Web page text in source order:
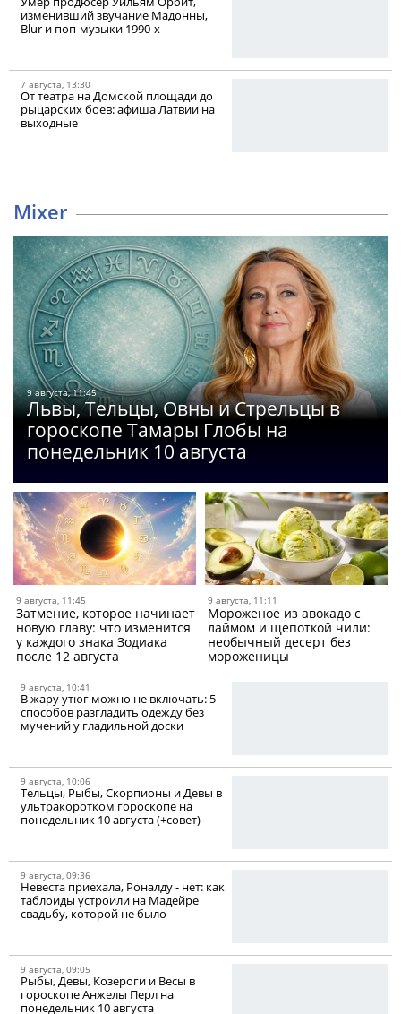
изменивший звучание Мадонны,
Blur и поп-музыки 1990-х
7 августа, 13:30
От театра на Домской площади до
рыцарских боев: афиша Латвии на
выходные
Mixer
9 августа, 11:45
Львы, Тельцы, Овны и Стрельцы в
гороскопе Тамары Глобы на
понедельник 10 августа
9 августа, 11:45
Затмение, которое начинает
новую главу: что изменится
у каждого знака Зодиака
после 12 августа
9 августа, 11:11
Мороженое из авокадо с
лаймом и щепоткой чили:
необычный десерт без
мороженицы
9 августа, 10:41
В жару утюг можно не включать: 5
способов разгладить одежду без
мучений у гладильной доски
9 августа, 10:06
Тельцы, Рыбы, Скорпионы и Девы в
ультракоротком гороскопе на
понедельник 10 августа (+совет)
9 августа, 09:36
Невеста приехала, Роналду - нет: как
таблоиды устроили на Мадейре
свадьбу, которой не было
9 августа, 09:05
Рыбы, Девы, Козероги и Весы в
гороскопе Анжелы Перл на
понедельник 10 августа